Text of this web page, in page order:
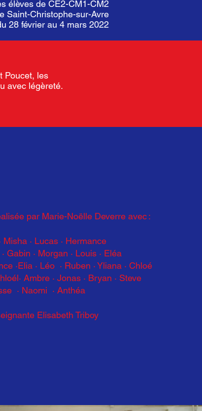
élèves de CE2-CM1-CM2
Saint-Christophe-sur-Avre
28 février au 4 mars 2022
Poucet, les
avec légèreté.
par Marie-Noëlle Deverre avec :
Misha · Lucas · Hermance
Gabin · Morgan · Louis · Eléa
·Elia · Léo · Ruben · Yliana · Chloé
Ambre · Jonas · Bryan · Steve
· Naomi · Anthéa
Elisabeth Triboy